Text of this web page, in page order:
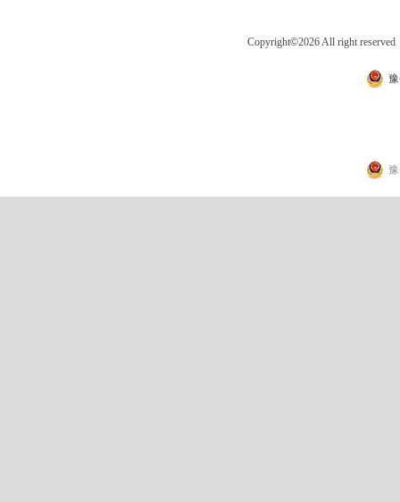
Copyright©2026 All right